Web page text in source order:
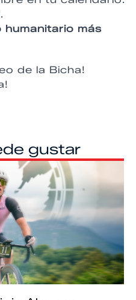
humanitario más
de la Bicha!
gustar